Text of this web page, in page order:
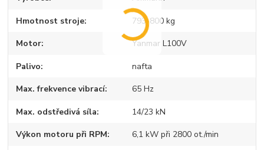
Hmotnost stroje 793-800 kg
Motor Yanmar L100V
Palivo nafta
Max. frekvence vibrací 65 Hz
Max. odstředivá síla 14/23 kN
Výkon motoru při RPM 6,1 kW při 2800 ot./min